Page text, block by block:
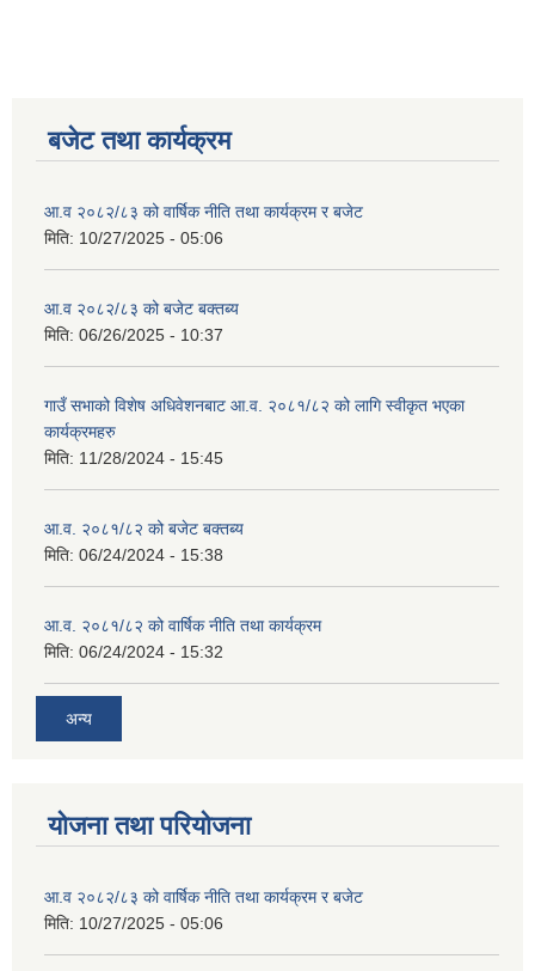
बजेट तथा कार्यक्रम
आ.व २०८२/८३ को वार्षिक नीति तथा कार्यक्रम र बजेट
मिति: 10/27/2025 - 05:06
आ.व २०८२/८३ को बजेट बक्तब्य
मिति: 06/26/2025 - 10:37
गाउँ सभाको विशेष अधिवेशनबाट आ.व. २०८१/८२ को लागि स्वीकृत भएका
कार्यक्रमहरु
मिति: 11/28/2024 - 15:45
आ.व. २०८१/८२ को बजेट बक्तब्य
मिति: 06/24/2024 - 15:38
आ.व. २०८१/८२ को वार्षिक नीति तथा कार्यक्रम
मिति: 06/24/2024 - 15:32
अन्य
योजना तथा परियोजना
आ.व २०८२/८३ को वार्षिक नीति तथा कार्यक्रम र बजेट
मिति: 10/27/2025 - 05:06